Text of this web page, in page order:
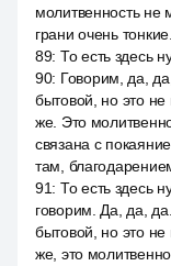
молитвенность не
грани очень тонкие.
89: То есть здесь
90: Говорим, да,
бытовой, но это не
же. Это
связана с
там,
91: То есть здесь
говорим. Да, да,
бытовой, но это не
же, это